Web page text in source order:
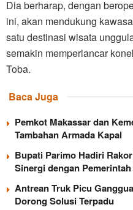
Dia berharap, dengan
ini, akan mendukung
satu destinasi wisata
semakin memperlancar
Toba.
Baca Juga
Pemkot Makassar dan
Tambahan Armada Kapal
Bupati Parimo Hadiri
Sinergi dengan
Antrean Truk Picu
Dorong Solusi Terpadu